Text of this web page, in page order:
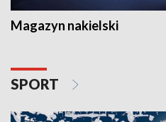
Magazyn nakielski
SPORT